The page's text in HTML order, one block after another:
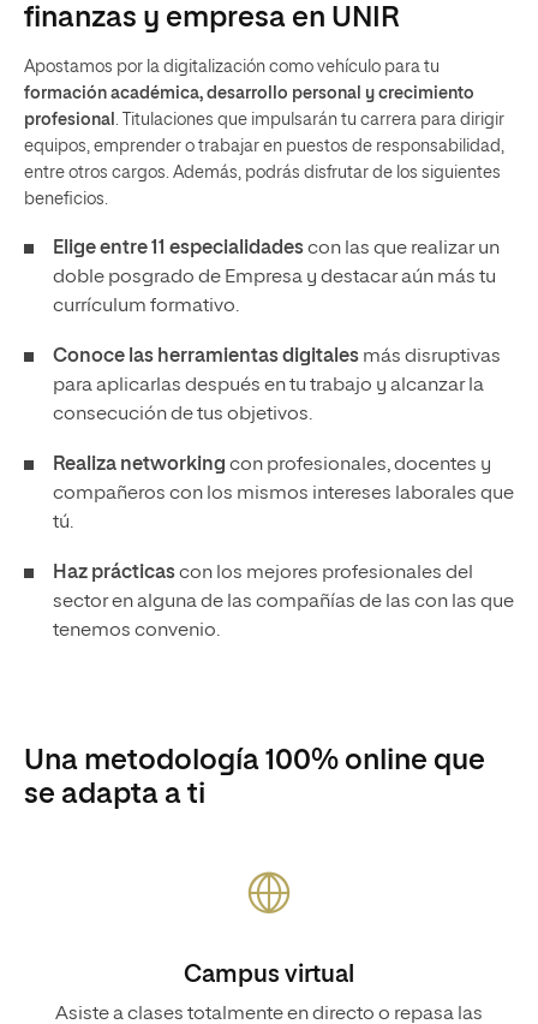
finanzas y empresa en UNIR
Apostamos por la digitalización como vehículo para tu
formación académica, desarrollo personal y crecimiento
profesional . Titulaciones que impulsarán tu carrera para dirigir
equipos, emprender o trabajar en puestos de responsabilidad,
entre otros cargos. Además, podrás disfrutar de los siguientes
beneficios.
Elige entre 11 especialidadescon las que realizar un
doble posgrado de Empresa y destacar aún más tu
currículum formativo.
Conoce las herramientas digitales más disruptivas
para aplicarlas después en tu trabajo y alcanzar la
consecución de tus objetivos.
Realiza networking con profesionales, docentes y
compañeros con los mismos intereses laborales que
tú.
Haz prácticascon los mejores profesionales del
sector en alguna de las compañías de las con las que
tenemos convenio.
Una metodología 100% online que
se adapta a ti
Campus virtual
Asiste a clases totalmente en directo o repasa las